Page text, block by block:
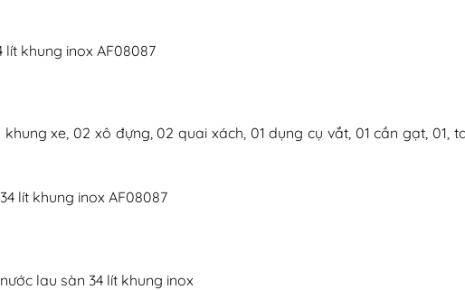
xe, 02 xô đựng, 02 quai xách, 01 dụng cụ vắt, 01 cần gạt, 01,
lau sàn 34 lít khung inox